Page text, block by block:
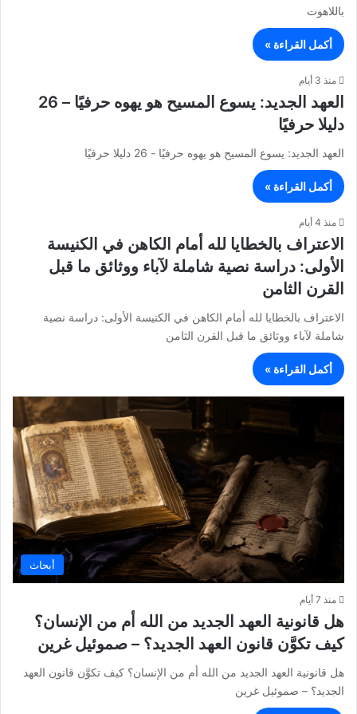
باللاهوت
أكمل القراءة »
منذ 3 أيام
العهد الجديد: يسوع المسيح هو يهوه حرفيًا – 26
دليلا حرفيًا
العهد الجديد: يسوع المسيح هو يهوه حرفيًا - 26 دليلا حرفيًا
أكمل القراءة »
منذ 4 أيام
الاعتراف بالخطايا لله أمام الكاهن في الكنيسة
الأولى: دراسة نصية شاملة لآباء ووثائق ما قبل
القرن الثامن
الاعتراف بالخطايا لله أمام الكاهن في الكنيسة الأولى: دراسة نصية
شاملة لآباء ووثائق ما قبل القرن الثامن
أكمل القراءة »
أبحاث
منذ 7 أيام
هل قانونية العهد الجديد من الله أم من الإنسان؟
كيف تكوَّن قانون العهد الجديد؟ – صموئيل غرين
هل قانونية العهد الجديد من الله أم من الإنسان؟ كيف تكوَّن قانون العهد
الجديد؟ – صموئيل غرين